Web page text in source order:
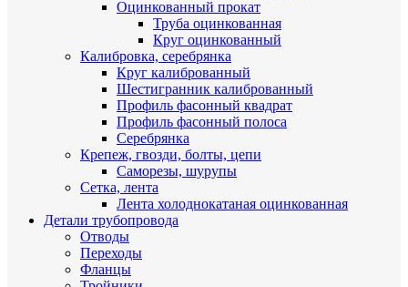
Оцинкованный прокат
Труба оцинкованная
Круг оцинкованный
Калибровка, серебрянка
Круг калиброванный
Шестигранник калиброванный
Профиль фасонный квадрат
Профиль фасонный полоса
Серебрянка
Крепеж, гвозди, болты, цепи
Саморезы, шурупы
Сетка, лента
Лента холоднокатаная оцинкованная
Детали трубопровода
Отводы
Переходы
Фланцы